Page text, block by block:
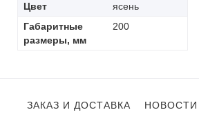
Цвет
ясень
Габаритные
размеры, мм
200
ЗАКАЗ И ДОСТАВКА НОВОСТИ